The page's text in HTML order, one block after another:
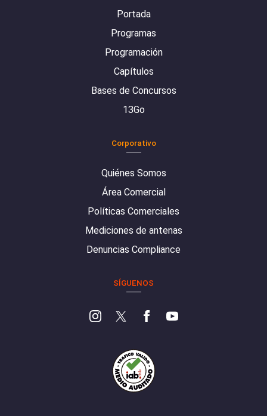
Portada
Programas
Programación
Capítulos
Bases de Concursos
13Go
Corporativo
Quiénes Somos
Área Comercial
Políticas Comerciales
Mediciones de antenas
Denuncias Compliance
SÍGUENOS